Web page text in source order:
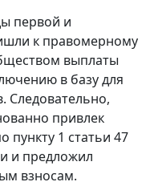
первой и
к правомерному
выплаты
в базу для
Следовательно,
привлек
пункту 1 статьи 47
и предложил
взносам.